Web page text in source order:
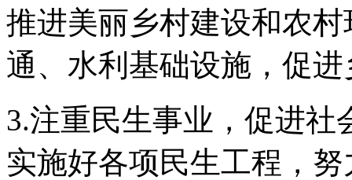
推进美丽乡村建设和农
通、水利基础设施，促
3.注重民生事业，促进
实施好各项民生工程，